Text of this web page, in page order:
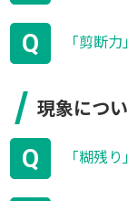
Q 「剪断
現象につ
Q 「糊残